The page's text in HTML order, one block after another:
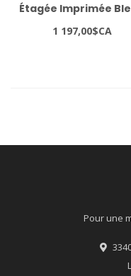
Étagée Imprimée
1 197,00$CA
Pour une